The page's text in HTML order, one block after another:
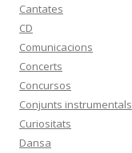
Cantates
CD
Comunicacions
Concerts
Concursos
Conjunts instrumentals
Curiositats
Dansa